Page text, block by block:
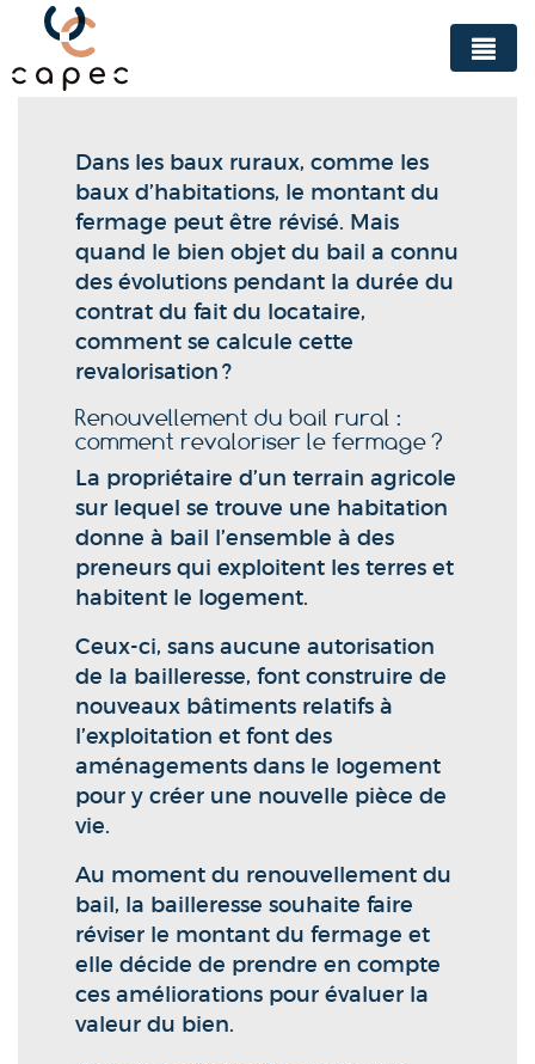
Panneau de gestion des cookies
Dans les baux ruraux, comme les
baux d’habitations, le montant du
fermage peut être révisé. Mais
quand le bien objet du bail a connu
des évolutions pendant la durée du
contrat du fait du locataire,
comment se calcule cette
revalorisation ?
Renouvellement du bail rural :
comment revaloriser le fermage ?
La propriétaire d’un terrain agricole
sur lequel se trouve une habitation
donne à bail l’ensemble à des
preneurs qui exploitent les terres et
habitent le logement.
Ceux-ci, sans aucune autorisation
de la bailleresse, font construire de
nouveaux bâtiments relatifs à
l’exploitation et font des
aménagements dans le logement
pour y créer une nouvelle pièce de
vie.
Au moment du renouvellement du
bail, la bailleresse souhaite faire
réviser le montant du fermage et
elle décide de prendre en compte
ces améliorations pour évaluer la
valeur du bien.